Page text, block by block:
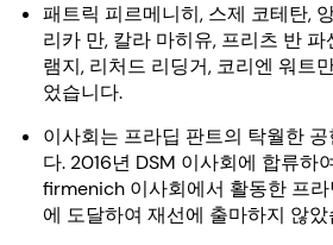
패트릭 피르메니히, 스제 코테탄,
리카 만, 칼라 마히유, 프리츠 반
램지, 리처드 리딩거, 코리엔 워트
었습니다.
이사회는 프라딥 판트의 탁월한
다. 2016년 DSM 이사회에 합류하
firmenich 이사회에서 활동한 프
에 도달하여 재선에 출마하지 않았